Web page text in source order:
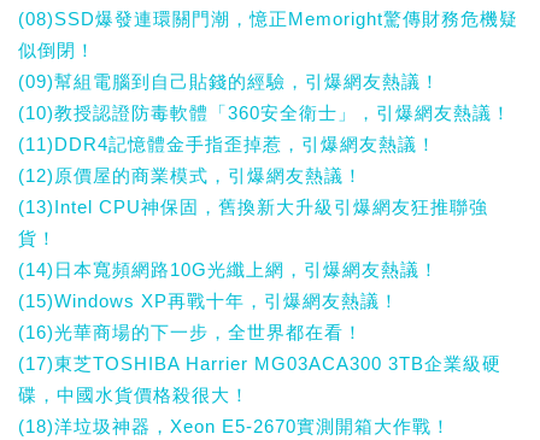
(08)SSD爆發連環關門潮，憶正Memoright驚傳財務危機疑
似倒閉！
(09)幫組電腦到自己貼錢的經驗，引爆網友熱議！
(10)教授認證防毒軟體「360安全衛士」，引爆網友熱議！
(11)DDR4記憶體金手指歪掉惹，引爆網友熱議！
(12)原價屋的商業模式，引爆網友熱議！
(13)Intel CPU神保固，舊換新大升級引爆網友狂推聯強
貨！
(14)日本寬頻網路10G光纖上網，引爆網友熱議！
(15)Windows XP再戰十年，引爆網友熱議！
(16)光華商場的下一步，全世界都在看！
(17)東芝TOSHIBA Harrier MG03ACA300 3TB企業級硬
碟，中國水貨價格殺很大！
(18)洋垃圾神器，Xeon E5-2670實測開箱大作戰！